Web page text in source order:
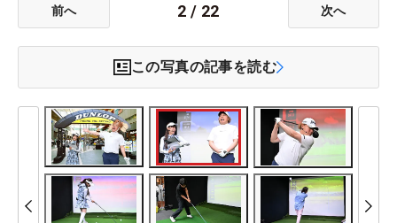
前へ 2 / 22 次へ
この写真の記事を読む